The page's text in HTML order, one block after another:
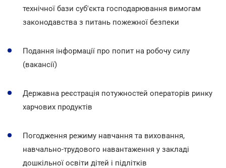
технічної бази суб'єкта господарювання вимогам
законодавства з питань пожежної безпеки
Подання інформації про попит на робочу силу
(вакансії)
Державна реєстрація потужностей операторів ринку
харчових продуктів
Погодження режиму навчання та виховання,
навчально-трудового навантаження у закладі
дошкільної освіти дітей і підлітків